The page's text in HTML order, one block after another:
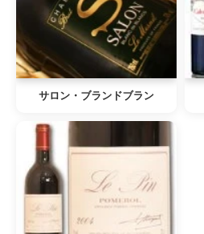
サロン・ブランドブラン